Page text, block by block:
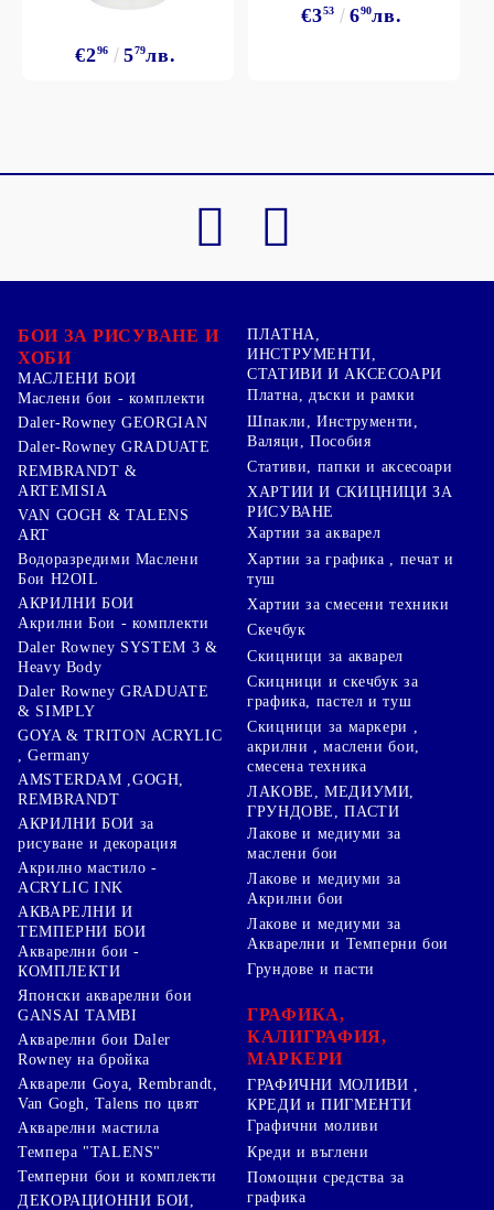
€296 579лв.
€353 690лв.
БОИ ЗА РИСУВАНЕ И
ХОБИ
МАСЛЕНИ БОИ
Маслени бои - комплекти
Daler-Rowney GEORGIAN
Daler-Rowney GRADUATE
REMBRANDT &
ARTEMISIA
VAN GOGH & TALENS
ART
Водоразредими Маслени
Бои H2OIL
АКРИЛНИ БОИ
Акрилни Бои - комплекти
Daler Rowney SYSTEM 3 &
Heavy Body
Daler Rowney GRADUATE
& SIMPLY
GOYA & TRITON АCRYLIC
, Germany
AMSTERDAM ,GOGH,
REMBRANDT
АКРИЛНИ БОИ за
рисуване и декорация
Акрилно мастило -
ACRYLIC INK
АКВАРЕЛНИ И
ТЕМПЕРНИ БОИ
Акварелни бои -
КОМПЛЕКТИ
Японски акварелни бои
GANSAI TAMBI
Акварелни бои Daler
Rowney на бройка
Акварели Goya, Rembrandt,
Van Gogh, Talens по цвят
Акварелни мастила
Темпера "TALENS"
Темперни бои и комплекти
ДЕКОРАЦИОННИ БОИ,
ПЛАТНА,
ИНСТРУМЕНТИ,
СТАТИВИ И АКСЕСОАРИ
Платна, дъски и рамки
Шпакли, Инструменти,
Валяци, Пособия
Стативи, папки и аксесоари
ХАРТИИ И СКИЦНИЦИ ЗА
РИСУВАНЕ
Хартии за акварел
Хартии за графика , печат и
туш
Хартии за смесени техники
Скечбук
Скицници за акварел
Скицници и скечбук за
графика, пастел и туш
Скицници за маркери ,
акрилни , маслени бои,
смесена техника
ЛАКОВЕ, МЕДИУМИ,
ГРУНДОВЕ, ПАСТИ
Лакове и медиуми за
маслени бои
Лакове и медиуми за
Акрилни бои
Лакове и медиуми за
Акварелни и Темперни бои
Грундове и пасти
ГРАФИКА,
КАЛИГРАФИЯ,
МАРКЕРИ
ГРАФИЧНИ МОЛИВИ ,
КРЕДИ и ПИГМЕНТИ
Графични моливи
Креди и въглени
Помощни средства за
графика